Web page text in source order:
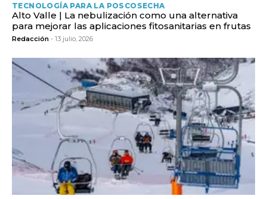
TECNOLOGÍA PARA LA POSCOSECHA
Alto Valle | La nebulización como una alternativa
para mejorar las aplicaciones fitosanitarias en frutas
Redacción - 13 julio, 2026